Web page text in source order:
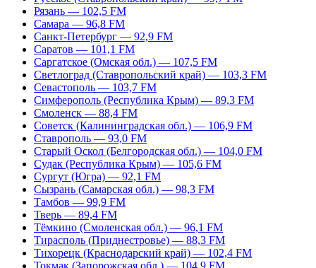
Рязань — 102,5 FM
Самара — 96,8 FM
Санкт-Петербург — 92,9 FM
Саратов — 101,1 FM
Саргатское (Омская обл.) — 107,5 FM
Светлоград (Ставропольский край) — 103,3 FM
Севастополь — 103,7 FM
Симферополь (Республика Крым) — 89,3 FM
Смоленск — 88,4 FM
Советск (Калининградская обл.) — 106,9 FM
Ставрополь — 93,0 FM
Старый Оскол (Белгородская обл.) — 104,0 FM
Судак (Республика Крым) — 105,6 FM
Сургут (Югра) — 92,1 FM
Сызрань (Самарская обл.) — 98,3 FM
Тамбов — 99,9 FM
Тверь — 89,4 FM
Тёмкино (Смоленская обл.) — 96,1 FM
Тирасполь (Приднестровье) — 88,3 FM
Тихорецк (Краснодарский край) — 102,4 FM
Токмак (Запорожская обл.) — 104,9 FM